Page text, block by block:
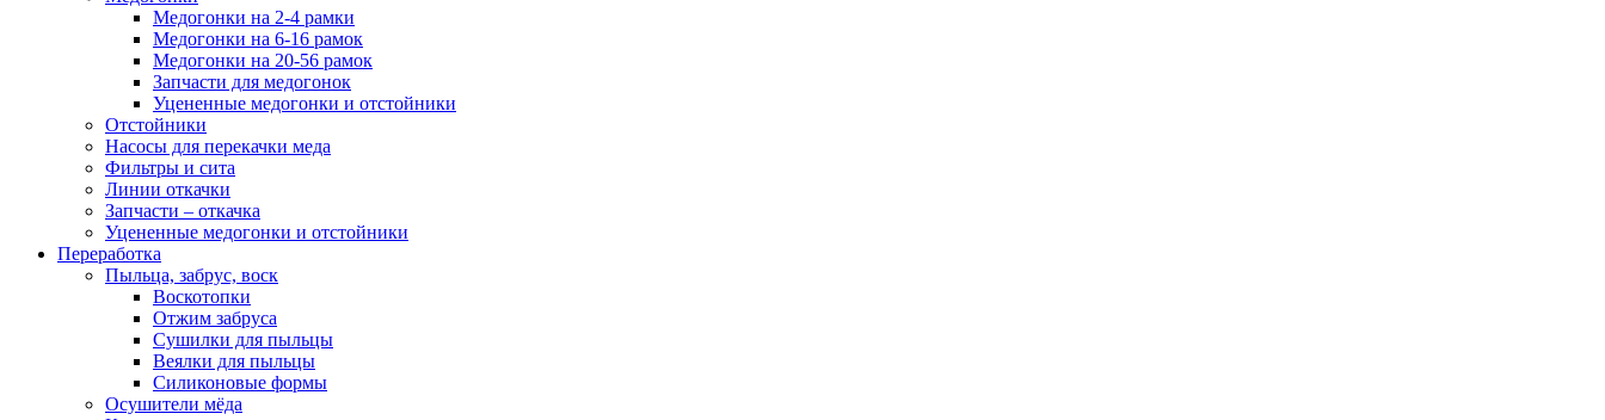
Медогонки на 2-4 рамки
Медогонки на 6-16 рамок
Медогонки на 20-56 рамок
Запчасти для медогонок
Уцененные медогонки и отстойники
Отстойники
Насосы для перекачки меда
Фильтры и сита
Линии откачки
Запчасти – откачка
Уцененные медогонки и отстойники
Переработка
Пыльца, забрус, воск
Воскотопки
Отжим забруса
Сушилки для пыльцы
Веялки для пыльцы
Силиконовые формы
Осушители мёда